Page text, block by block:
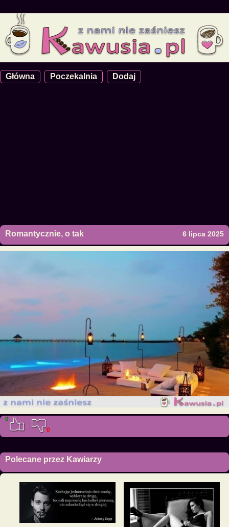
Główna Poczekalnia Dodaj
Romantycznie, o tak 6 lipca 2025
0
0
Polecane przez Kawiarzy